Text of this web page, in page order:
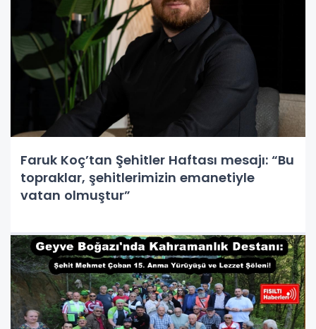
Faruk Koç’tan Şehitler Haftası mesajı: “Bu
topraklar, şehitlerimizin emanetiyle
vatan olmuştur”